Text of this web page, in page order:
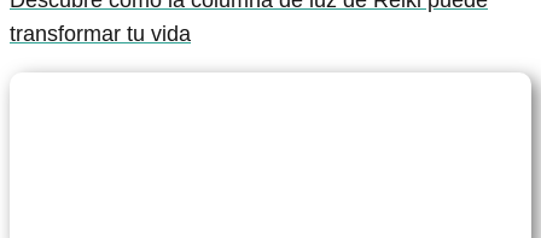
transformar tu vida